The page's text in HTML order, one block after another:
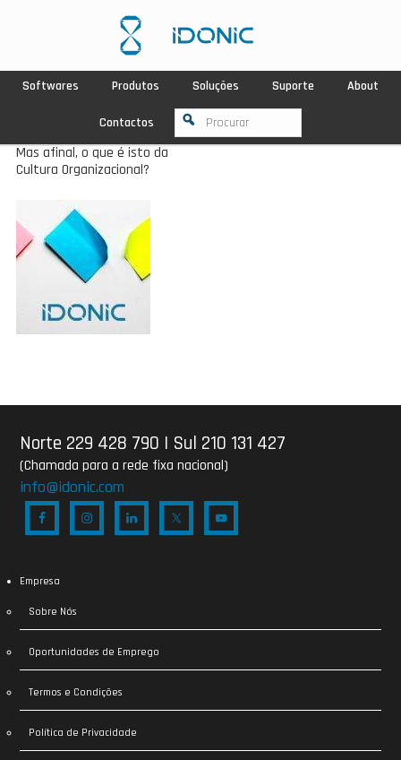
Softwares Produtos Soluções Suporte About
Contactos
Mas afinal, o que é isto da
Cultura Organizacional?
Norte 229 428 790 | Sul 210 131 427
(Chamada para a rede fixa nacional)
info@idonic.com
Empresa
Sobre Nós
Oportunidades de Emprego
Termos e Condições
Política de Privacidade